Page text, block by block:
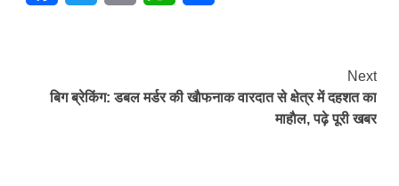
Reading
Next
बिग ब्रेकिंग: डबल मर्डर की खाैफनाक वारदात से क्षेत्र में दहशत का
माहाैल, पढ़े पूरी खबर